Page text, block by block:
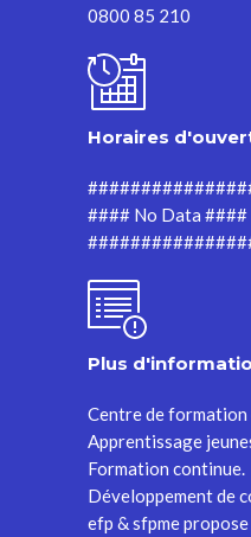
0800 85 210
Horaires
#### No Data ####
Plus
Centre de formation
Apprentissage
Formation continue.
Développement de
efp & sfpme